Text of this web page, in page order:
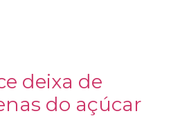
deixa de
do açúcar